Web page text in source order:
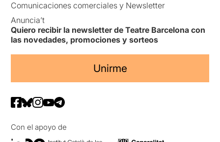
Comunicaciones comerciales y Newsletter
Anuncia’t
Quiero recibir la newsletter de Teatre Barcelona con
las novedades, promociones y sorteos
Unirme
Con el apoyo de